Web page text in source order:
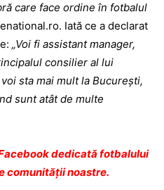
care face ordine în fotbalul
Iată ce a declarat
„Voi fi assistant manager,
consilier al lui
sta mai mult la Bucureşti,
sunt atât de multe
dedicată fotbalului
comunității noastre.